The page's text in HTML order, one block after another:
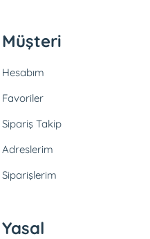
Müşteri
Hesabım
Favoriler
Sipariş Takip
Adreslerim
Siparişlerim
Yasal